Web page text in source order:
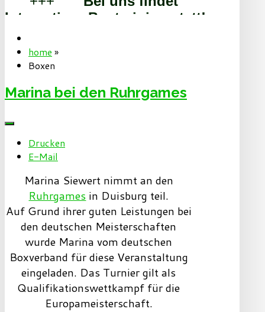
Integratives Boxtraining statt!
+++
Spass gesucht? Dann bist Du bei
uns richtig!
Willkommen beim BoxTeam Essen
und den Step By Step Dancern!
home »
Boxen
Marina bei den Ruhrgames
Drucken
E-Mail
Marina Siewert nimmt an den
Ruhrgames in Duisburg teil.
Auf Grund ihrer guten Leistungen bei
den deutschen Meisterschaften
wurde Marina vom deutschen
Boxverband für diese Veranstaltung
eingeladen. Das Turnier gilt als
Qualifikationswettkampf für die
Europameisterschaft.